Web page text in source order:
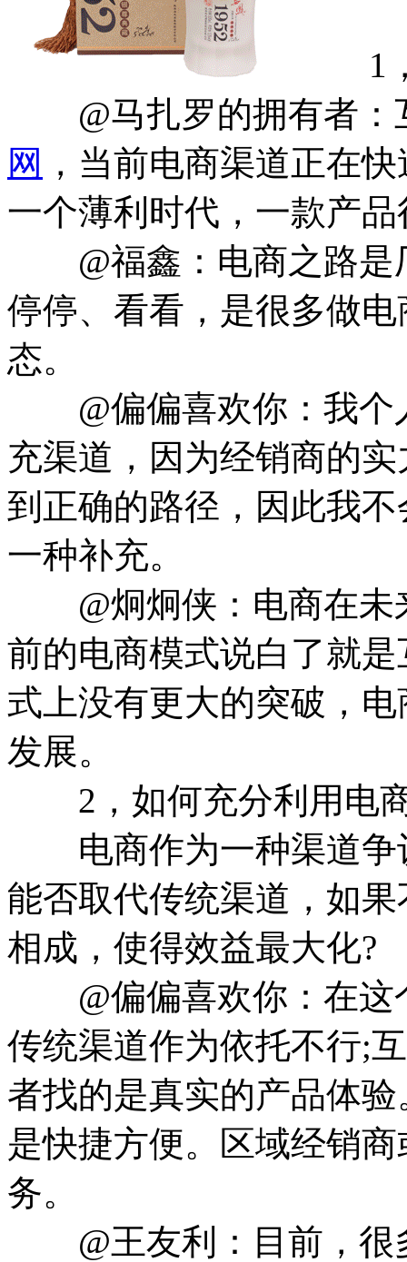
1，
@马扎罗的拥有者：
网 ，当前电商渠道正在
一个薄利时代，一款产
@福鑫：电商之路是
停停、看看，是很多做
态。
@偏偏喜欢你：我个
充渠道，因为经销商的
到正确的路径，因此我
一种补充。
@炯炯侠：电商在未
前的电商模式说白了就
式上没有更大的突破，
发展。
2，如何充分利用电
电商作为一种渠道争
能否取代传统渠道，如
相成，使得效益最大化?
@偏偏喜欢你：在这
传统渠道作为依托不行;
者找的是真实的产品体
是快捷方便。区域经销
务。
@王友利：目前，很